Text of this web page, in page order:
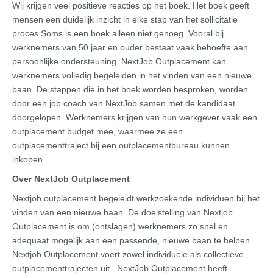
Wij krijgen veel positieve reacties op het boek. Het boek geeft
mensen een duidelijk inzicht in elke stap van het sollicitatie
proces.Soms is een boek alleen niet genoeg. Vooral bij
werknemers van 50 jaar en ouder bestaat vaak behoefte aan
persoonlijke ondersteuning. NextJob Outplacement kan
werknemers volledig begeleiden in het vinden van een nieuwe
baan. De stappen die in het boek worden besproken, worden
door een job coach van NextJob samen met de kandidaat
doorgelopen. Werknemers krijgen van hun werkgever vaak een
outplacement budget mee, waarmee ze een
outplacementtraject bij een outplacementbureau kunnen
inkopen.
Over NextJob Outplacement
Nextjob outplacement begeleidt werkzoekende individuen bij het
vinden van een nieuwe baan. De doelstelling van Nextjob
Outplacement is om (ontslagen) werknemers zo snel en
adequaat mogelijk aan een passende, nieuwe baan te helpen.
Nextjob Outplacement voert zowel individuele als collectieve
outplacementtrajecten uit. NextJob Outplacement heeft